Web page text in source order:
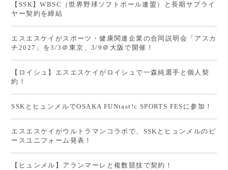
【SSK】WBSC（世界野球ソフトボール連盟）と長期サプライ
ヤー契約を締結
エスエスケイがスポーツ・健康関連企業の合同説明会「アスカ
チ2027」を3/3＠東京、3/9＠大阪で開催！
【ロイシュ】エスエスケイがロイシュで一森純選手と個人契
約！
SSKとヒュンメルでOSAKA FUNtast!c SPORTS FESに参加！
エスエスケイがウルトラマンコラボで、SSKとヒュンメルのピ
ースユニフォーム発表！
【ヒュンメル】アランマーレと複数競技で契約！